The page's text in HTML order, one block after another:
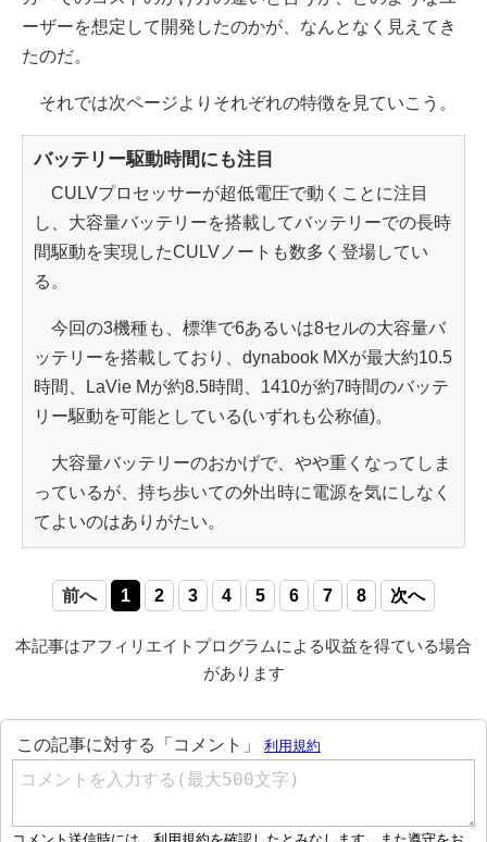
ーザーを想定して開発したのかが、なんとなく見えてき
たのだ。
それでは次ページよりそれぞれの特徴を見ていこう。
バッテリー駆動時間にも注目
CULVプロセッサーが超低電圧で動くことに注目
し、大容量バッテリーを搭載してバッテリーでの長時
間駆動を実現したCULVノートも数多く登場してい
る。
今回の3機種も、標準で6あるいは8セルの大容量バ
ッテリーを搭載しており、dynabook MXが最大約10.5
時間、LaVie Mが約8.5時間、1410が約7時間のバッテ
リー駆動を可能としている(いずれも公称値)。
大容量バッテリーのおかげで、やや重くなってしま
っているが、持ち歩いての外出時に電源を気にしなく
てよいのはありがたい。
前へ 1 2 3 4 5 6 7 8 次へ
本記事はアフィリエイトプログラムによる収益を得ている場合
があります